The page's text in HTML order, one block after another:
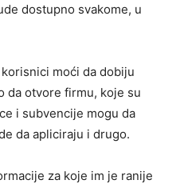
dostupno svakome, u
moći da dobiju
da otvore firmu, koje su
i subvencije mogu da
da apliciraju i drugo.
za koje im je ranije